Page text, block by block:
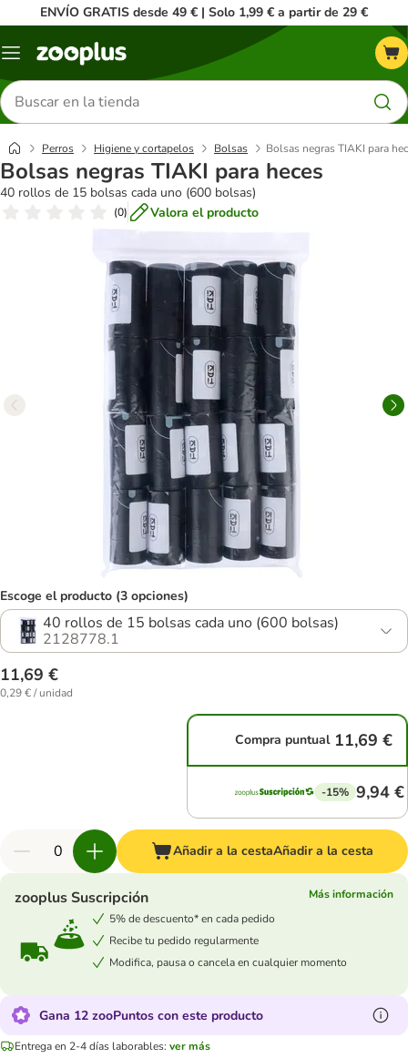
ENVÍO GRATIS desde 49 € | Solo 1,99 € a partir de 29 €
Menú
Buscar
productos
Perros Higiene y cortapelos Bolsas Bolsas negras TIAKI para
Bolsas negras TIAKI para heces
40 rollos de 15 bolsas cada uno (600 bolsas)
(0) Valora el producto
Escoge el producto (3 opciones)
40 rollos de 15 bolsas cada uno (600 bolsas)
2128778.1
11,69 €
0,29 € / unidad
Compra puntual 11,69 €
-15% 9,94 €
Añadir a la cestaAñadir a la cesta
zooplus Suscripción
Más información
5% de descuento* en cada pedido
Recibe tu pedido regularmente
Modifica, pausa o cancela en cualquier momento
Gana 12 zooPuntos con este producto
Entrega en 2-4 días laborables: ver más